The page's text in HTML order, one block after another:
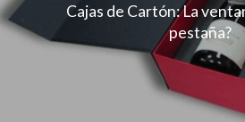
Cajas de Cartón: La
pestaña?